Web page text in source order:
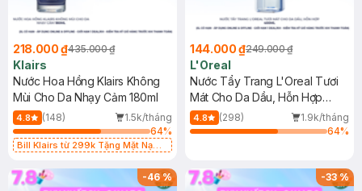
218.000 ₫435.000 ₫
Klairs
Nước Hoa Hồng Klairs Không
Mùi Cho Da Nhạy Cảm 180ml
4.8 (148)
1.5k/tháng
64%
Bill Klairs từ 299k Tặng Mặt Nạ
25ml (SL Có Hạn)
144.000 ₫249.000 ₫
L'Oreal
Nước Tẩy Trang L'Oreal Tươi
Mát Cho Da Dầu, Hỗn Hợp
400ml
4.8 (298)
1.9k/tháng
64%
-46% -33%